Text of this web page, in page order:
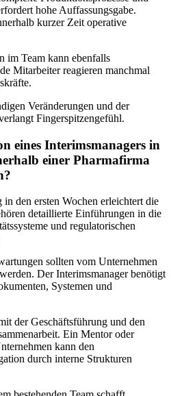
hohe Auffassungsgabe.
kurzer Zeit operative
im Team kann ebenfalls
Mitarbeiter reagieren manchmal
Veränderungen und der
Fingerspitzengefühl.
eines Interimsmanagers in
einer Pharmafirma
den ersten Wochen erleichtert die
detaillierte Einführungen in die
und regulatorischen
sollten vom Unternehmen
Der Interimsmanager benötigt
Systemen und
der Geschäftsführung und den
Ein Mentor oder
kann den
durch interne Strukturen